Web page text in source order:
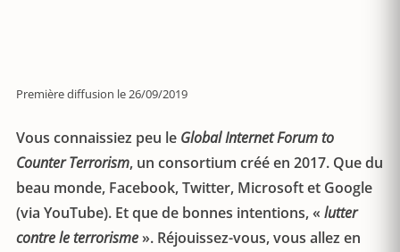
Première diffusion le 26/09/2019
Vous connaissiez peu le Global Internet Forum to
Counter Terrorism, un consortium créé en 2017. Que du
beau monde, Facebook, Twitter, Microsoft et Google
(via YouTube). Et que de bonnes intentions, « lutter
contre le terrorisme ». Réjouissez-vous, vous allez en